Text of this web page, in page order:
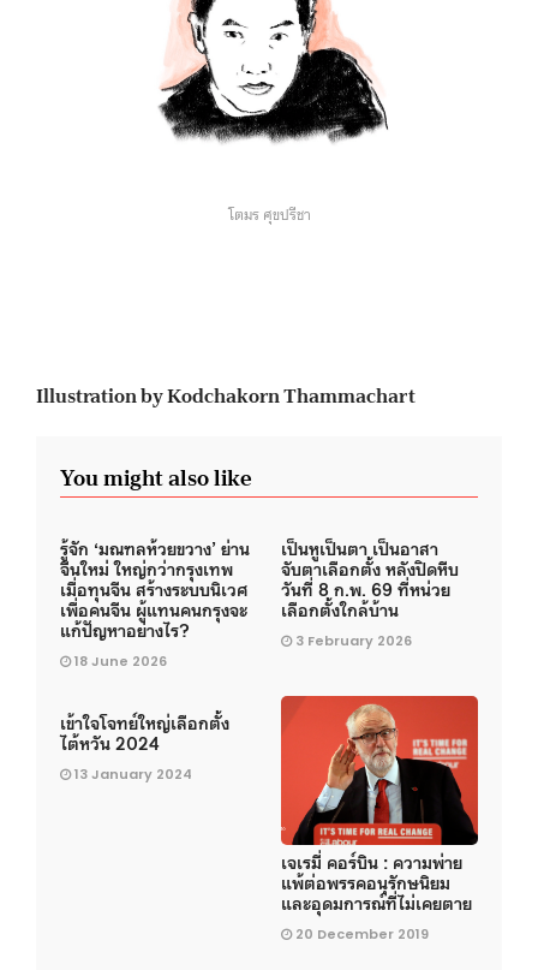
โตมร ศุขปรีชา
Illustration by Kodchakorn Thammachart
You might also like
รู้จัก ‘มณฑลห้วยขวาง’ ย่าน
จีนใหม่ ใหญ่กว่ากรุงเทพ
เมื่อทุนจีน สร้างระบบนิเวศ
เพื่อคนจีน ผู้แทนคนกรุงจะ
แก้ปัญหาอย่างไร?
18 June 2026
เป็นหูเป็นตา เป็นอาสา
จับตาเลือกตั้ง หลังปิดหีบ
วันที่ 8 ก.พ. 69 ที่หน่วย
เลือกตั้งใกล้บ้าน
3 February 2026
เข้าใจโจทย์ใหญ่เลือกตั้ง
ไต้หวัน 2024
13 January 2024
เจเรมี่ คอร์บิน : ความพ่าย
แพ้ต่อพรรคอนุรักษนิยม
และอุดมการณ์ที่ไม่เคยตาย
20 December 2019